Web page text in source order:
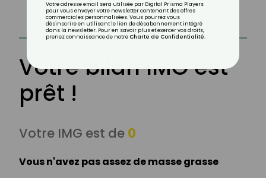
Votre bilan IMG est
prêt !
Votre IMG est de 0
Vous n'avez pas assez de masse grasse
Votre adresse email sera utilisée par Digital Prisma Players
pour vous envoyer votre newsletter contenant des offres
commerciales personnalisées. Vous pourrez vous
désinscrire en utilisant le lien de désabonnement intégré
dans la newsletter. Pour en savoir plus et exercer vos droits,
prenez connaissance de notre Charte de Confidentialité.